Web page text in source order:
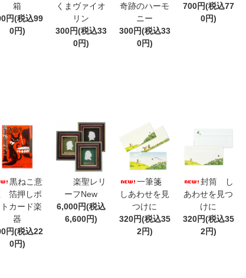
箱
円(税込99
0円)
くまヴァイオ
リン
300円(税込33
0円)
奇跡のハーモ
ニー
300円(税込33
0円)
700円(税込77
0円)
黒ねこ意
箔押しポ
カード楽
器
円(税込22
0円)
楽聖レリ
ーフNew
6,000円(税込
6,600円)
一筆箋
しあわせを見
つけに
320円(税込35
2円)
封筒 し
あわせを見つ
けに
320円(税込35
2円)